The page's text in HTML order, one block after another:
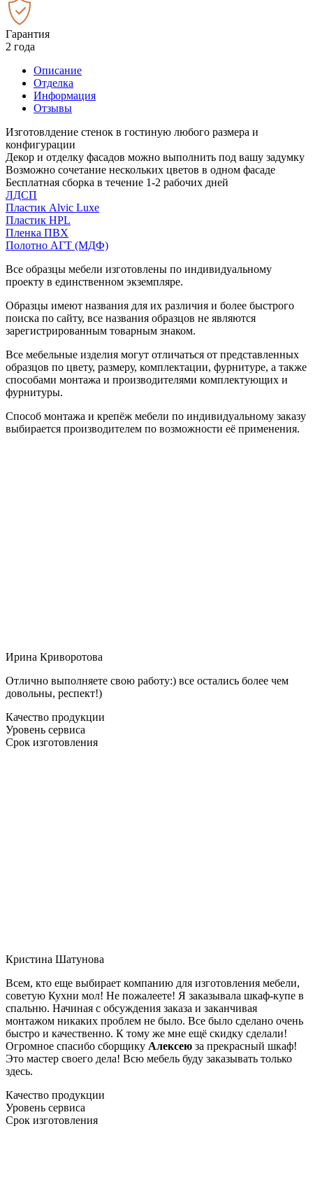
Гарантия
2 года
Описание
Отделка
Информация
Отзывы
Изготовлдение стенок в гостиную любого размера и
конфигурации
Декор и отделку фасадов можно выполнить под вашу задумку
Возможно сочетание нескольких цветов в одном фасаде
Бесплатная сборка в течение 1-2 рабочих дней
ЛДСП
Пластик Alvic Luxe
Пластик HPL
Пленка ПВХ
Полотно АГТ (МДФ)
Все образцы мебели изготовлены по индивидуальному
проекту в единственном экземпляре.
Образцы имеют названия для их различия и более быстрого
поиска по сайту, все названия образцов не являются
зарегистрированным товарным знаком.
Все мебельные изделия могут отличаться от представленных
образцов по цвету, размеру, комплектации, фурнитуре, а также
способами монтажа и производителями комплектующих и
фурнитуры.
Способ монтажа и крепёж мебели по индивидуальному заказу
выбирается производителем по возможности её применения.
Ирина Криворотова
Отлично выполняете свою работу:) все остались более чем
довольны, респект!)
Качество продукции
Уровень сервиса
Срок изготовления
Кристина Шатунова
Всем, кто еще выбирает компанию для изготовления мебели,
советую Кухни мол! Не пожалеете! Я заказывала шкаф-купе в
спальню. Начиная с обсуждения заказа и заканчивая
монтажом никаких проблем не было. Все было сделано очень
быстро и качественно. К тому же мне ещё скидку сделали!
Огромное спасибо сборщику Алексею за прекрасный шкаф!
Это мастер своего дела! Всю мебель буду заказывать только
здесь.
Качество продукции
Уровень сервиса
Срок изготовления